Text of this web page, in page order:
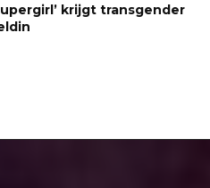
krijgt transgender